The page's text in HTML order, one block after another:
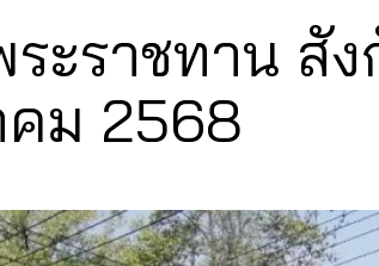
ระราชทาน
ม 2568